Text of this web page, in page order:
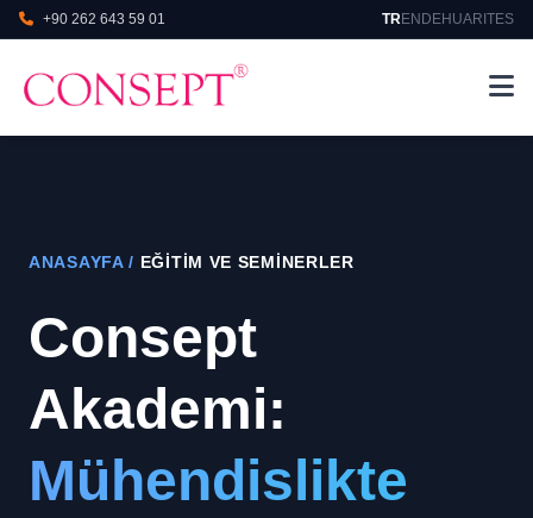
+90 262 643 59 01 TREN DEHUAR ITES
ANASAYFA/ EĞITIM VE SEMINERLER
Consept
Akademi:
Mühendislikte